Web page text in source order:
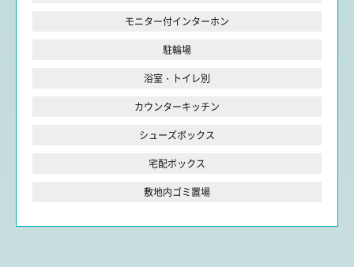
モニター付インターホン
駐輪場
浴室・トイレ別
カウンターキッチン
シューズボックス
宅配ボックス
敷地内ゴミ置場